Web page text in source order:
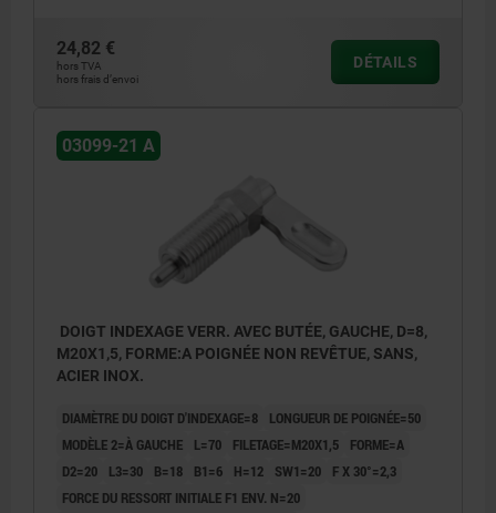
24,82 €
hors TVA
hors frais d’envoi
DÉTAILS
03099-21 A
DOIGT INDEXAGE VERR. AVEC BUTÉE, GAUCHE, D=8,
M20X1,5, FORME:A POIGNÉE NON REVÊTUE, SANS,
ACIER INOX.
DIAMÈTRE DU DOIGT D'INDEXAGE=8
LONGUEUR DE POIGNÉE=50
MODÈLE 2=À GAUCHE
L=70 FILETAGE=M20X1,5
FORME=A
D2=20
L3=30 B=18 B1=6 H=12 SW1=20
F X 30°=2,3
FORCE DU RESSORT INITIALE F1 ENV. N=20